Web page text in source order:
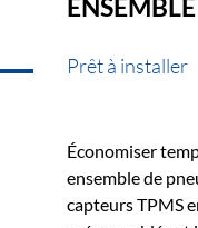
ENSEMBLE
Prêt à installer
Économiser
ensemble de
capteurs TPMS